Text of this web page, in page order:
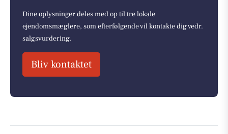
Dine oplysninger deles med op til tre lokale
ejendomsmæglere, som efterfølgende vil kontakte dig vedr.
salgsvurdering.
Bliv kontaktet